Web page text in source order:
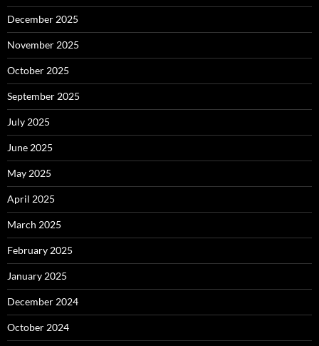
December 2025
November 2025
October 2025
September 2025
July 2025
June 2025
May 2025
April 2025
March 2025
February 2025
January 2025
December 2024
October 2024